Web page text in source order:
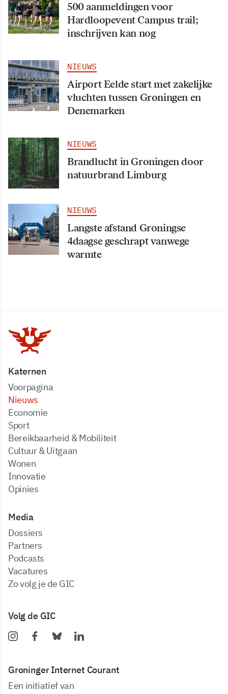
500 aanmeldingen voor
Hardloopevent Campus trail;
inschrijven kan nog
NIEUWS
Airport Eelde start met zakelijke
vluchten tussen Groningen en
Denemarken
NIEUWS
Brandlucht in Groningen door
natuurbrand Limburg
NIEUWS
Langste afstand Groningse
4daagse geschrapt vanwege
warmte
Katernen
Voorpagina
Nieuws
Economie
Sport
Bereikbaarheid & Mobiliteit
Cultuur & Uitgaan
Wonen
Innovatie
Opinies
Media
dossiers
partners
podcasts
vacatures
zo volg je de GIC
Volg de GIC
Groninger Internet Courant
Een initiatief van